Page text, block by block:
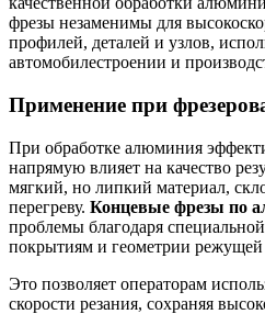
фрезы незаменимы для
профилей, деталей и узлов,
автомобилестроении и
Применение при
При обработке алюминия
напрямую влияет на качество
мягкий, но липкий материал,
перегреву. Концевые фрезы по
проблемы благодаря
покрытиям и геометрии
Это позволяет операторам
скорости резания, сохраняя